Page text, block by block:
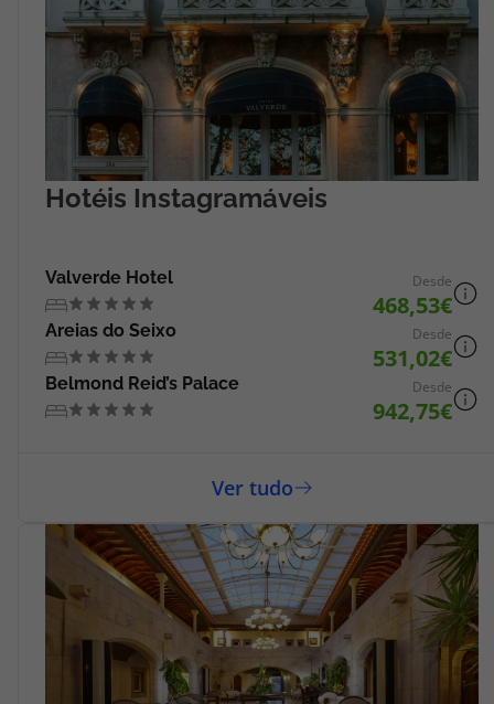
Hotéis Instagramáveis
Valverde Hotel Desde
468,53
Areias do Seixo Desde
531,02
Belmond Reid’s Palace Desde
942,75